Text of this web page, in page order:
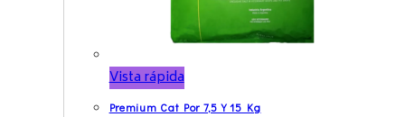
Vista rápida
Premium Cat Por 7,5 Y 15 Kg